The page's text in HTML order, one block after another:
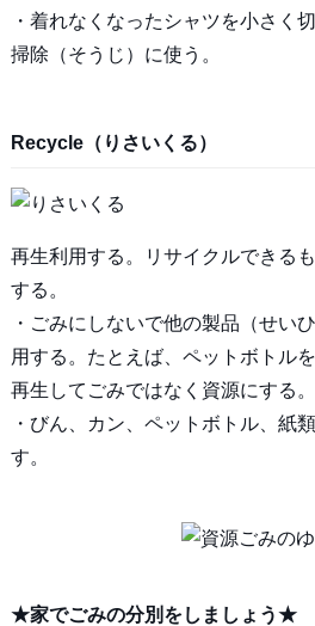
・着れなくなったシャツを小さく
掃除（そうじ）に使う。
Recycle（りさいくる）
再生利用する。リサイクルできる
する。
・ごみにしないで他の製品（せい
用する。たとえば、ペットボトル
再生してごみではなく資源にする。
・びん、カン、ペットボトル、紙
す。
★家でごみの分別をしましょう★